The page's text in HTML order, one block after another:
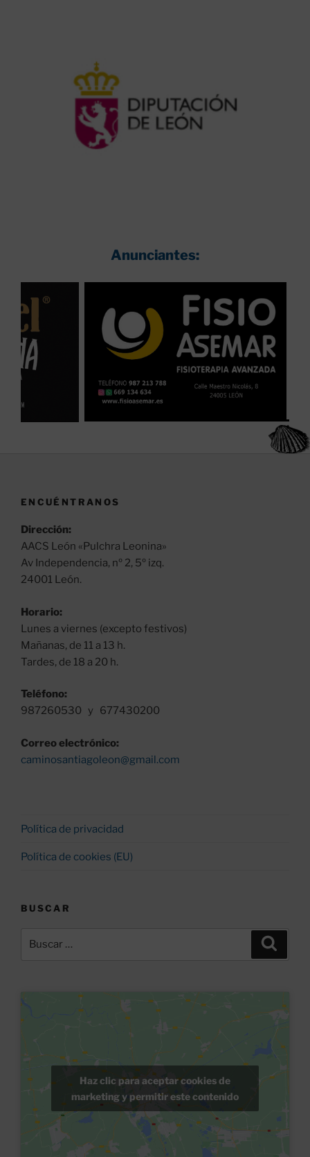
Anunciantes:
ENCUÉNTRANOS
Dirección:
AACS León «Pulchra Leonina»
Av Independencia, nº 2, 5º izq.
24001 León.
Horario:
Lunes a viernes (excepto festivos)
Mañanas, de 11 a 13 h.
Tardes, de 18 a 20 h.
Teléfono:
987260530 y 677430200
Correo electrónico:
caminosantiagoleon@gmail.com
Política de privacidad
Política de cookies (EU)
BUSCAR
Haz clic para aceptar cookies de
marketing y permitir este contenido